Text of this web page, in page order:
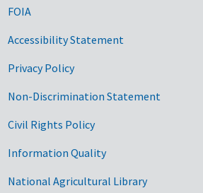
FOIA
Accessibility Statement
Privacy Policy
Non-Discrimination Statement
Civil Rights Policy
Information Quality
National Agricultural Library